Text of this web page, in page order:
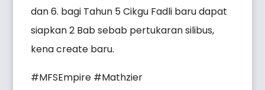
dan 6. bagi Tahun 5 Cikgu Fadli baru dapat
siapkan 2 Bab sebab pertukaran silibus,
kena create baru.
#MFSEmpire #Mathzier